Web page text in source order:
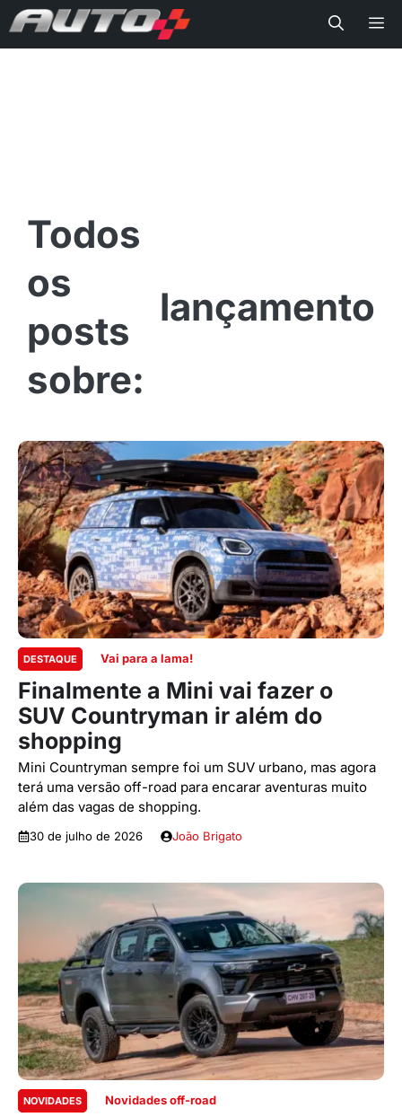
lançamento
DESTAQUE Vai para a lama!
Finalmente a Mini vai fazer o
SUV Countryman ir além do
shopping
Mini Countryman sempre foi um SUV urbano, mas agora
terá uma versão off-road para encarar aventuras muito
além das vagas de shopping.
30 de julho de 2026 João Brigato
NOVIDADES Novidades off-road